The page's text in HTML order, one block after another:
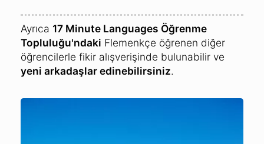
Ayrıca 17 Minute Languages Öğrenme
Topluluğu'ndaki Flemenkçe öğrenen diğer
öğrencilerle fikir alışverişinde bulunabilir ve
yeni arkadaşlar edinebilirsiniz.